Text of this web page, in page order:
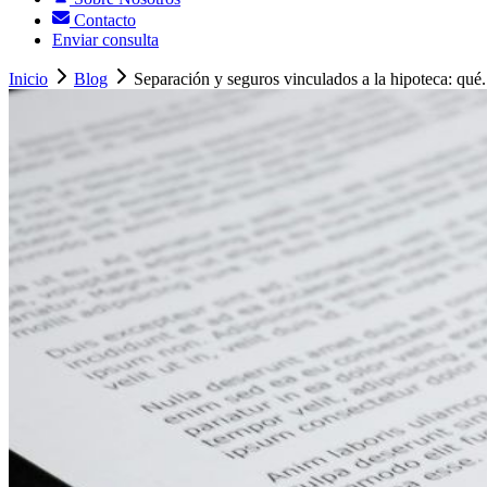
Contacto
Enviar consulta
Inicio Blog Separación y seguros vinculados a la hipoteca: